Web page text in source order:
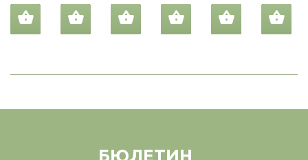
БЮЛЕТИН